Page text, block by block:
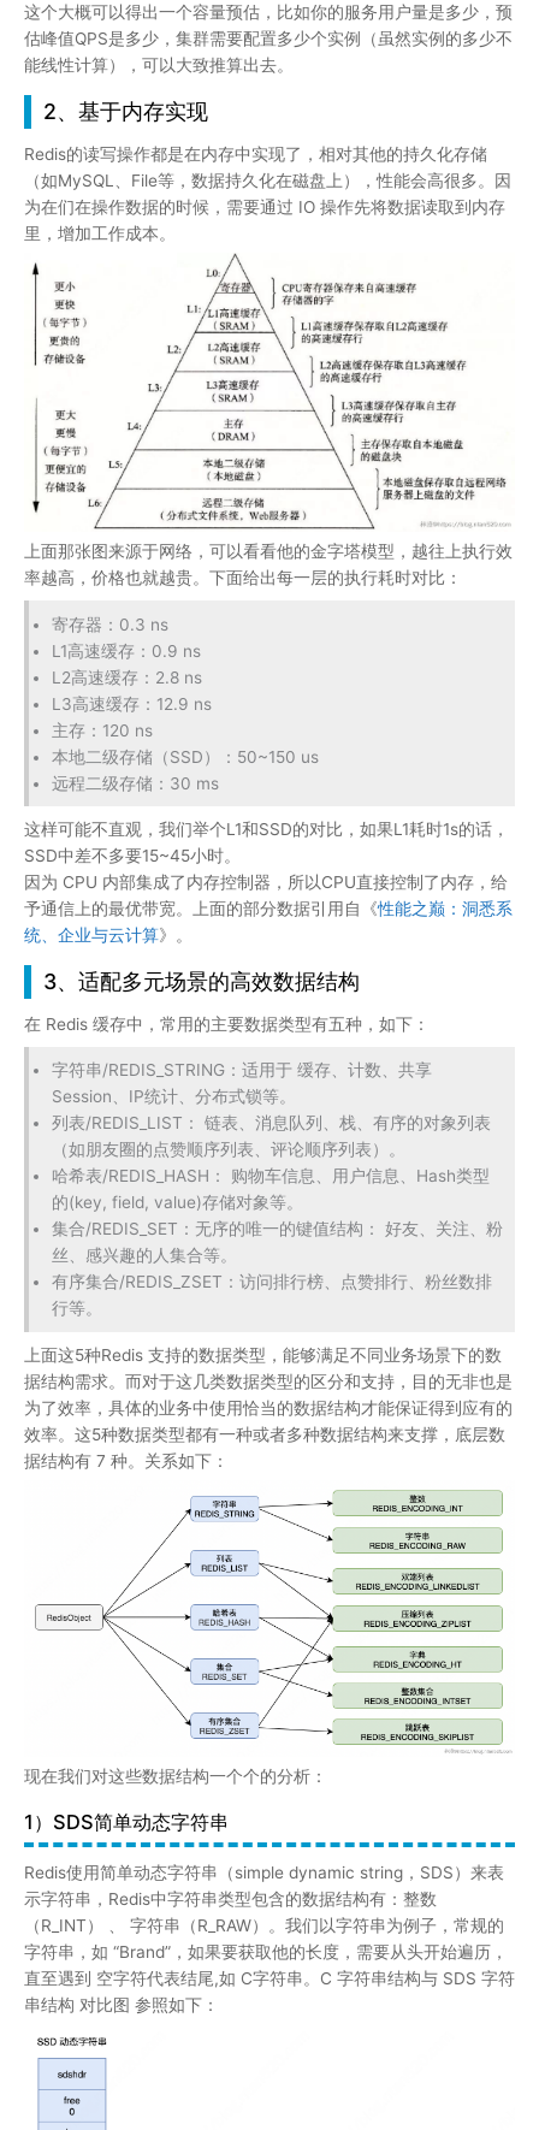
这个大概可以得出一个容量预估，比如你的服务用户量是多少，预
估峰值QPS是多少，集群需要配置多少个实例（虽然实例的多少不
能线性计算），可以大致推算出去。
2、基于内存实现
Redis的读写操作都是在内存中实现了，相对其他的持久化存储
（如MySQL、File等，数据持久化在磁盘上），性能会高很多。因
为在们在操作数据的时候，需要通过 IO 操作先将数据读取到内存
里，增加工作成本。
上面那张图来源于网络，可以看看他的金字塔模型，越往上执行效
率越高，价格也就越贵。下面给出每一层的执行耗时对比：
寄存器：0.3 ns
L1高速缓存：0.9 ns
L2高速缓存：2.8 ns
L3高速缓存：12.9 ns
主存：120 ns
本地二级存储（SSD）：50~150 us
远程二级存储：30 ms
这样可能不直观，我们举个L1和SSD的对比，如果L1耗时1s的话，
SSD中差不多要15~45小时。
因为 CPU 内部集成了内存控制器，所以CPU直接控制了内存，给
予通信上的最优带宽。上面的部分数据引用自《性能之巅：洞悉系
统、企业与云计算》。
3、适配多元场景的高效数据结构
在 Redis 缓存中，常用的主要数据类型有五种，如下：
字符串/REDIS_STRING：适用于 缓存、计数、共享
Session、IP统计、分布式锁等。
列表/REDIS_LIST： 链表、消息队列、栈、有序的对象列表
（如朋友圈的点赞顺序列表、评论顺序列表）。
哈希表/REDIS_HASH： 购物车信息、用户信息、Hash类型
的(key, field, value)存储对象等。
集合/REDIS_SET：无序的唯一的键值结构： 好友、关注、粉
丝、感兴趣的人集合等。
有序集合/REDIS_ZSET：访问排行榜、点赞排行、粉丝数排
行等。
上面这5种Redis 支持的数据类型，能够满足不同业务场景下的数
据结构需求。而对于这几类数据类型的区分和支持，目的无非也是
为了效率，具体的业务中使用恰当的数据结构才能保证得到应有的
效率。这5种数据类型都有一种或者多种数据结构来支撑，底层数
据结构有 7 种。关系如下：
现在我们对这些数据结构一个个的分析：
1）SDS简单动态字符串
Redis使用简单动态字符串（simple dynamic string，SDS）来表
示字符串，Redis中字符串类型包含的数据结构有：整数
（R_INT） 、 字符串（R_RAW）。我们以字符串为例子，常规的
字符串，如 “Brand”，如果要获取他的长度，需要从头开始遍历，
直至遇到 空字符代表结尾,如 C字符串。C 字符串结构与 SDS 字符
串结构 对比图 参照如下：